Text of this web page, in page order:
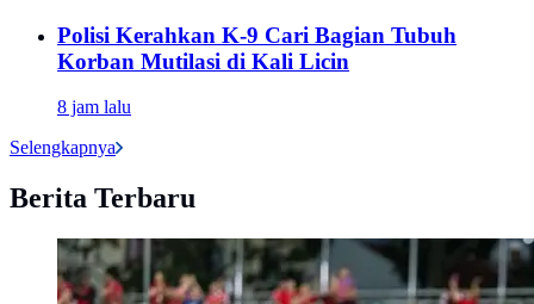
Polisi Kerahkan K-9 Cari Bagian Tubuh
Korban Mutilasi di Kali Licin
8 jam lalu
Selengkapnya
Berita Terbaru